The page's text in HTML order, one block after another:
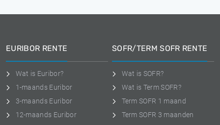
EURIBOR RENTE
Wat is Euribor?
1-maands Euribor
3-maands Euribor
12-maands Euribor
SOFR/TERM SOFR RENTE
Wat is SOFR?
Wat is Term SOFR?
Term SOFR 1 maand
Term SOFR 3 maanden